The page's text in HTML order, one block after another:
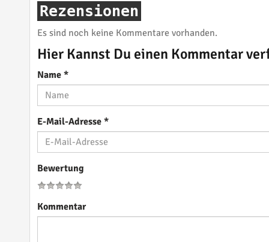
Rezensionen
Es sind noch keine Kommentare vorhanden.
Hier Kannst Du einen Kommentar
Name *
E-Mail-Adresse *
Bewertung
Kommentar